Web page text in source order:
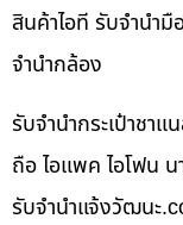
สินค้าไอที รับจำนำ
จำนำกล้อง
รับจำนำกระเป๋าชา
ถือ ไอแพค ไอโฟน
รับจํานําแจ้งวัฒนะ